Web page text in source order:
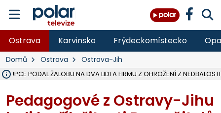
Ostrava Karvinsko Frýdeckomístecko
Domů Ostrava Ostrava-Jih
PODAL ŽALOBU NA DVA LIDI A FIRMU Z OHROŽENÍ Z NEDBALOSTI
Pedagogové z Ostravy-Jihu